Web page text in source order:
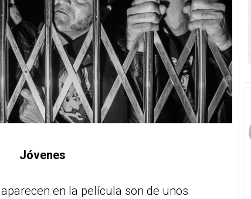
Jóvenes
en la película son de unos